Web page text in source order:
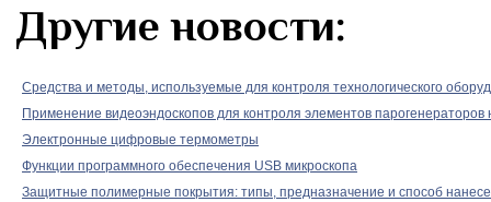
Другие новости:
Средства и методы, используемые для контроля технологического
Применение видеоэндоскопов для контроля элементов
Электронные цифровые термометры
Функции программного обеспечения USB микроскопа
Защитные полимерные покрытия: типы, предназначение и способ